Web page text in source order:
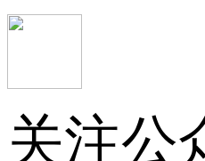
关注公